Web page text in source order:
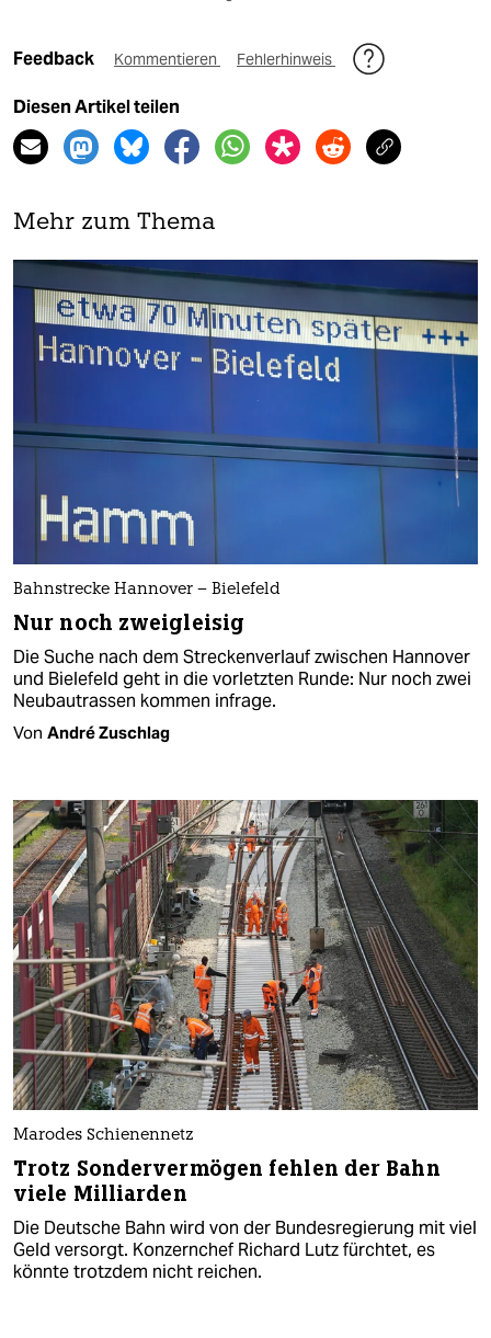
Feedback Kommentieren Fehlerhinweis
Diesen Artikel teilen
Mehr zum Thema
Bahnstrecke Hannover – Bielefeld
Nur noch zweigleisig
Die Suche nach dem Streckenverlauf zwischen Hannover
und Bielefeld geht in die vorletzten Runde: Nur noch zwei
Neubautrassen kommen infrage.
Von André Zuschlag
Marodes Schienennetz
Trotz Sondervermögen fehlen der Bahn
viele Milliarden
Die Deutsche Bahn wird von der Bundesregierung mit viel
Geld versorgt. Konzernchef Richard Lutz fürchtet, es
könnte trotzdem nicht reichen.